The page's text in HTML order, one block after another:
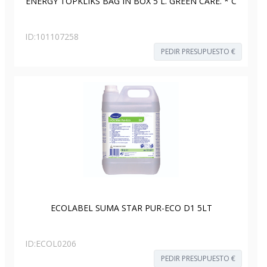
ID:101107258
PEDIR PRESUPUESTO €
ECOLABEL SUMA STAR PUR-ECO D1 5LT
ID:ECOL0206
PEDIR PRESUPUESTO €